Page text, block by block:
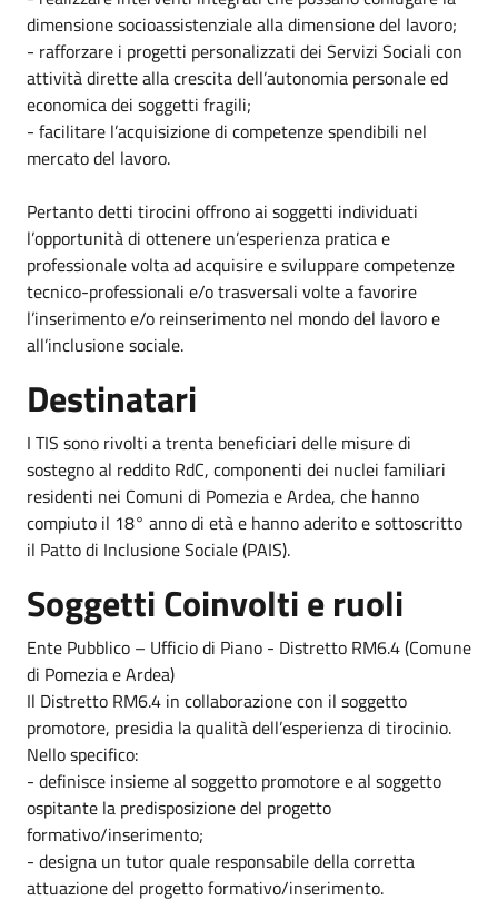
dimensione socioassistenziale alla dimensione del lavoro;
- rafforzare i progetti personalizzati dei Servizi Sociali con
attività dirette alla crescita dell’autonomia personale ed
economica dei soggetti fragili;
- facilitare l’acquisizione di competenze spendibili nel
mercato del lavoro.
Pertanto detti tirocini offrono ai soggetti individuati
l’opportunità di ottenere un’esperienza pratica e
professionale volta ad acquisire e sviluppare competenze
tecnico-professionali e/o trasversali volte a favorire
l’inserimento e/o reinserimento nel mondo del lavoro e
all’inclusione sociale.
Destinatari
I TIS sono rivolti a trenta beneficiari delle misure di
sostegno al reddito RdC, componenti dei nuclei familiari
residenti nei Comuni di Pomezia e Ardea, che hanno
compiuto il 18° anno di età e hanno aderito e sottoscritto
il Patto di Inclusione Sociale (PAIS).
Soggetti Coinvolti e ruoli
Ente Pubblico – Ufficio di Piano - Distretto RM6.4 (Comune
di Pomezia e Ardea)
Il Distretto RM6.4 in collaborazione con il soggetto
promotore, presidia la qualità dell’esperienza di tirocinio.
Nello specifico:
- definisce insieme al soggetto promotore e al soggetto
ospitante la predisposizione del progetto
formativo/inserimento;
- designa un tutor quale responsabile della corretta
attuazione del progetto formativo/inserimento.